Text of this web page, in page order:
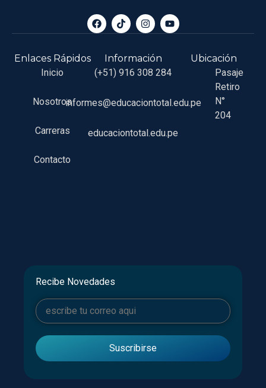
Enlaces Rápidos
Inicio
Nosotros
Carreras
Contacto
Información
(+51) 916 308 284
informes@educaciontotal.edu.pe
educaciontotal.edu.pe
Ubicación
Pasaje
Retiro
N°
204
Recibe Novedades